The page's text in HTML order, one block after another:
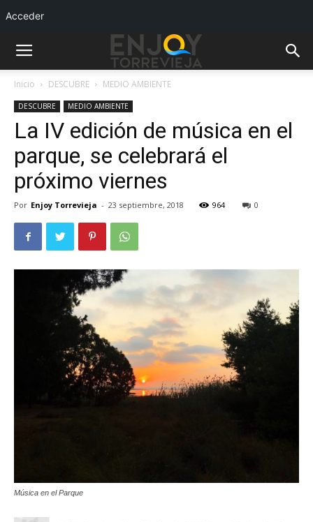
Inicio DESCUBRE MEDIO AMBIENTE
DESCUBRE MEDIO AMBIENTE
La IV edición de música en el
parque, se celebrará el
próximo viernes
Por Enjoy Torrevieja - 23 septiembre, 2018 964 0
Música en el Parque
Acceder